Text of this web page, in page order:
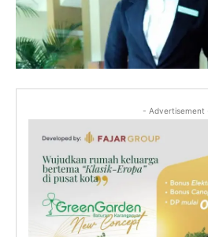
- Advertisement